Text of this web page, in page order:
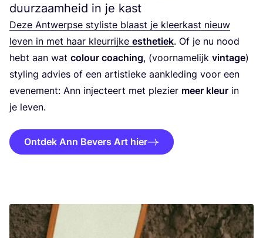
duurzaamheid in je kast
Deze Ant­werp­se sty­lis­te blaast je kleer­kast nieuw
leven in met haar kleur­rij­ke esthe­tiek. Of je nu nood
hebt aan wat colour coa­ching, (voor­na­me­lijk vin­ta­ge)
sty­ling advies of een artis­tie­ke aan­kle­ding voor een
eve­ne­ment: Ann injec­teert met ple­zier meer kleur in
je leven.
Ontdek Ann Bevers Art hier